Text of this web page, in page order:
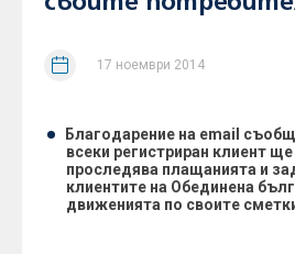
17 ноември 2014
Благодарение на email
всеки регистриран клиент
проследява плащанията и
клиентите на Обединена
движенията по своите